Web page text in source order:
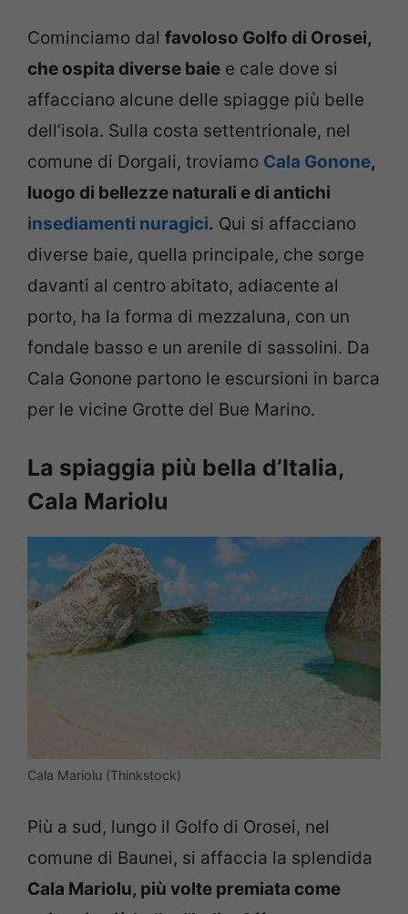
Cominciamo dal favoloso Golfo di Orosei,
che ospita diverse baie e cale dove si
affacciano alcune delle spiagge più belle
dell’isola. Sulla costa settentrionale, nel
comune di Dorgali, troviamo Cala Gonone,
luogo di bellezze naturali e di antichi
insediamenti nuragici. Qui si affacciano
diverse baie, quella principale, che sorge
davanti al centro abitato, adiacente al
porto, ha la forma di mezzaluna, con un
fondale basso e un arenile di sassolini. Da
Cala Gonone partono le escursioni in barca
per le vicine Grotte del Bue Marino.
La spiaggia più bella d’Italia,
Cala Mariolu
Cala Mariolu (Thinkstock)
Più a sud, lungo il Golfo di Orosei, nel
comune di Baunei, si affaccia la splendida
Cala Mariolu, più volte premiata come